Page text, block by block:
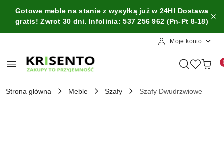
Przejdź do treści głównej
Przejdź do wyszukiwarki
Przejdź do moje konto
Przejdź do menu głównego
Przejdź do opisu produktu
Przejdź do stopki
Gotowe meble na stanie z wysyłką już w 24H! Dostawa
gratis! Zwrot 30 dni. Infolinia: 537 256 962 (Pn-Pt 8-18)
Moje konto
Strona główna Meble Szafy Szafy Dwudrzwiowe